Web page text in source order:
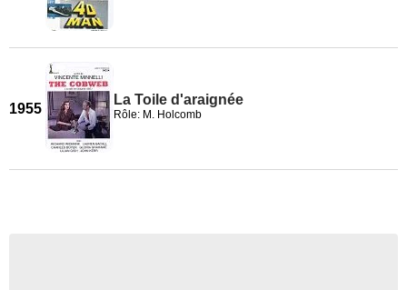
1955
La Toile d'araignée
Rôle: M. Holcomb